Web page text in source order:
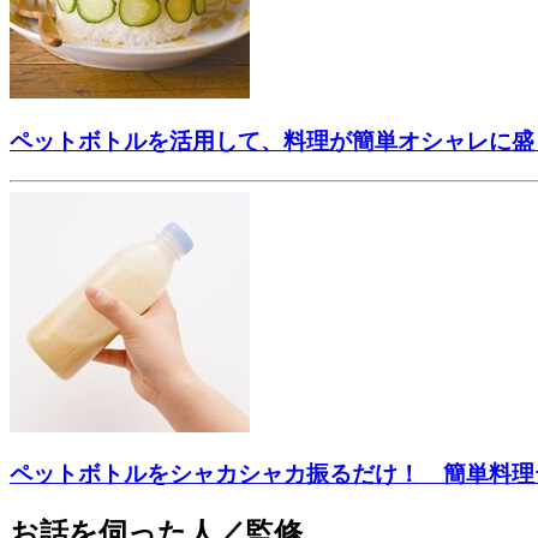
ペットボトルを活用して、料理が簡単オシャレに盛
ペットボトルをシャカシャカ振るだけ！ 簡単料理